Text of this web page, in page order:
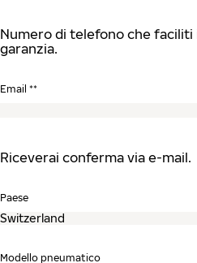
Numero di telefono che faciliti
garanzia.
Email **
Riceverai conferma via e-mail.
Paese
Modello pneumatico